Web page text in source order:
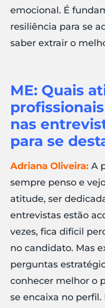
emocional. É
resiliência para se
saber extrair o
ME: Quais
nas
para se
Adriana Oliveira: A
sempre penso e
atitude, ser
entrevistas estão
vezes, fica difícil
no candidato. Mas
perguntas
conhecer melhor o
se encaixa no